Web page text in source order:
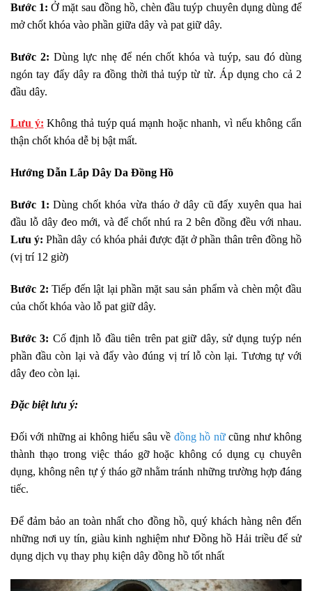
Bước 1: Ở mặt sau đồng hồ, chèn đầu tuýp chuyên dụng dùng để
mở chốt khóa vào phần giữa dây và pat giữ dây.
Bước 2: Dùng lực nhẹ để nén chốt khóa và tuýp, sau đó dùng
ngón tay đẩy dây ra đồng thời thả tuýp từ từ. Áp dụng cho cả 2
đầu dây.
Lưu ý: Không thả tuýp quá mạnh hoặc nhanh, vì nếu không cẩn
thận chốt khóa dễ bị bật mất.
Hướng Dẫn Lắp Dây Da Đồng Hồ
Bước 1: Dùng chốt khóa vừa tháo ở dây cũ đẩy xuyên qua hai
đầu lỗ dây đeo mới, và để chốt nhú ra 2 bên đồng đều với nhau.
Lưu ý: Phần dây có khóa phải được đặt ở phần thân trên đồng hồ
(vị trí 12 giờ)
Bước 2: Tiếp đến lật lại phần mặt sau sản phẩm và chèn một đầu
của chốt khóa vào lỗ pat giữ dây.
Bước 3: Cố định lỗ đầu tiên trên pat giữ dây, sử dụng tuýp nén
phần đầu còn lại và đẩy vào đúng vị trí lỗ còn lại. Tương tự với
dây đeo còn lại.
Đặc biệt lưu ý:
Đối với những ai không hiểu sâu về đồng hồ nữcũng như không
thành thạo trong việc tháo gỡ hoặc không có dụng cụ chuyên
dụng, không nên tự ý tháo gỡ nhằm tránh những trường hợp đáng
tiếc.
Để đảm bảo an toàn nhất cho đồng hồ, quý khách hàng nên đến
những nơi uy tín, giàu kinh nghiệm như Đồng hồ Hải triều để sử
dụng dịch vụ thay phụ kiện dây đồng hồ tốt nhất